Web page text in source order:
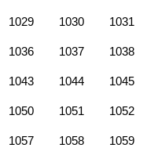
1029 1030 1031
1036 1037 1038
1043 1044 1045
1050 1051 1052
1057 1058 1059